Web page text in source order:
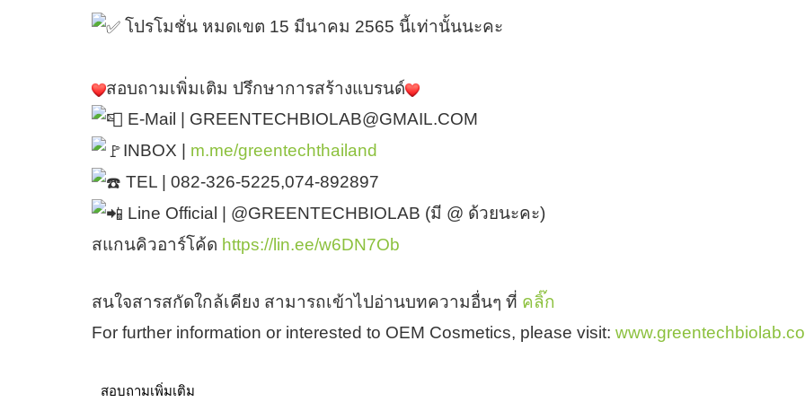
โปรโมชั่น หมดเขต 15 มีนาคม 2565 นี้เท่านั้นนะคะ
สอบถามเพิ่มเติม ปรึกษาการสร้างแบรนด์
E-Mail | GREENTECHBIOLAB@GMAIL.COM
INBOX | m.me/greentechthailand
TEL | 082-326-5225,074-892897
Line Official | @GREENTECHBIOLAB (มี @ ด้วยนะคะ)
สแกนคิวอาร์โค้ด https://lin.ee/w6DN7Ob
สนใจสารสกัดใกล้เคียง สามารถเข้าไปอ่านบทความอื่นๆ ที่ คลิ๊ก
For further information or interested to OEM Cosmetics, please visit:
สอบถามเพิ่มเติม